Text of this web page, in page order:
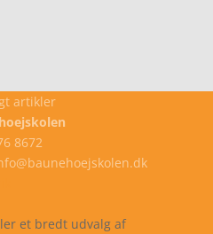
artikler
8672
et bredt udvalg af